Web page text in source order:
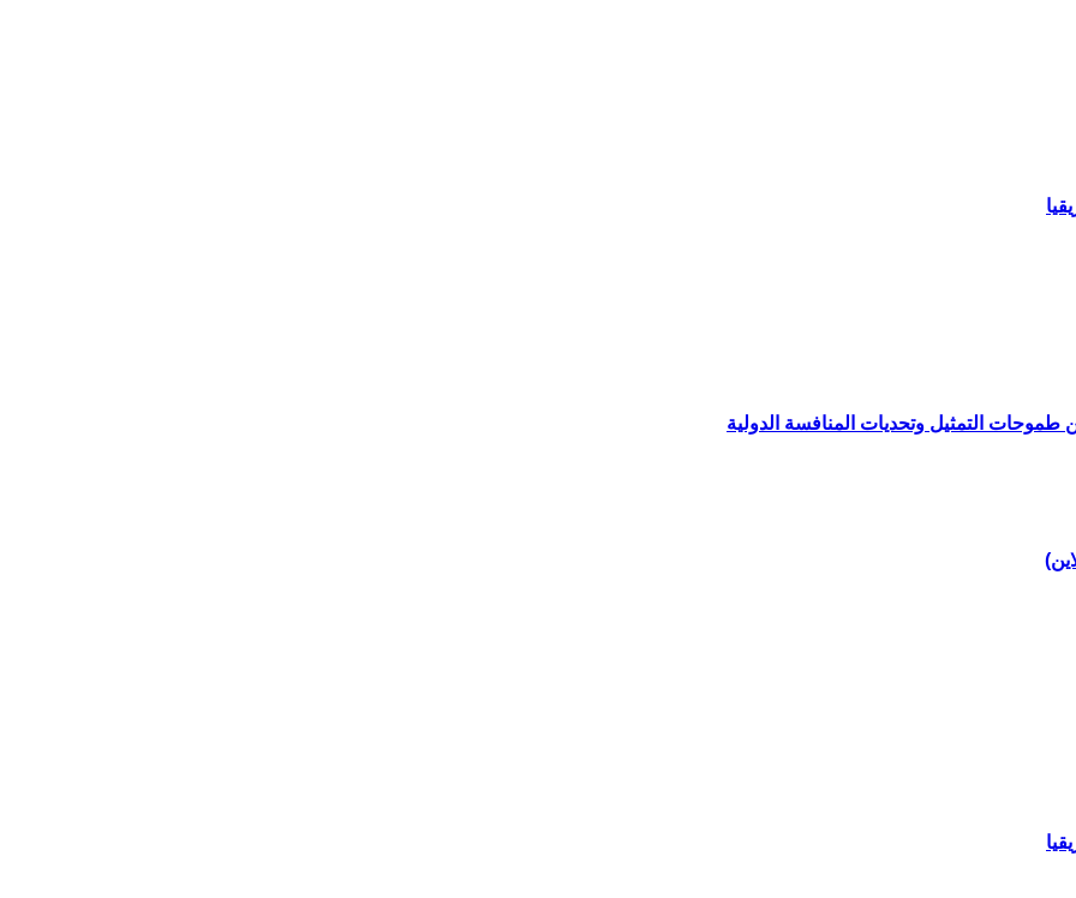
طموحات التمثيل وتحديات المنافسة الدولية